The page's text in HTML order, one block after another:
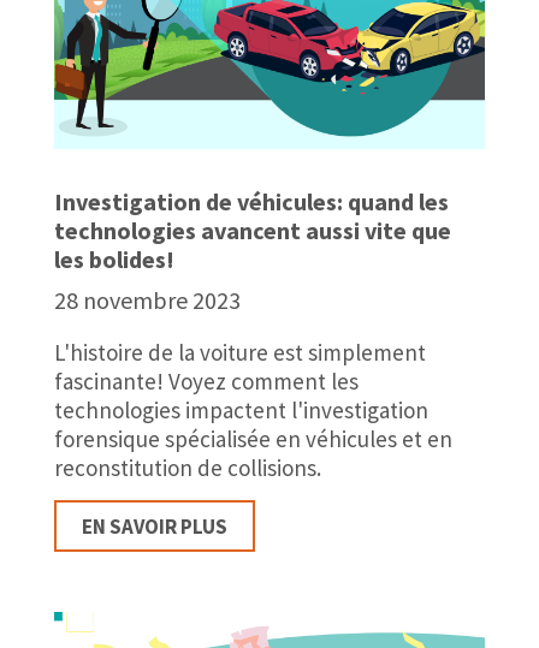
Investigation de véhicules: quand les
technologies avancent aussi vite que
les bolides!
28 novembre 2023
L'histoire de la voiture est simplement
fascinante! Voyez comment les
technologies impactent l'investigation
forensique spécialisée en véhicules et en
reconstitution de collisions.
EN SAVOIR PLUS